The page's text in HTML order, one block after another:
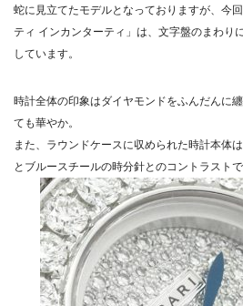
蛇に見立てたモデルとなっておりますが、今
ティ インカンターティ」は、文字盤のまわり
しています。
時計全体の印象はダイヤモンドをふんだんに
ても華やか。
また、ラウンドケースに収められた時計本体
とブルースチールの時分針とのコントラスト